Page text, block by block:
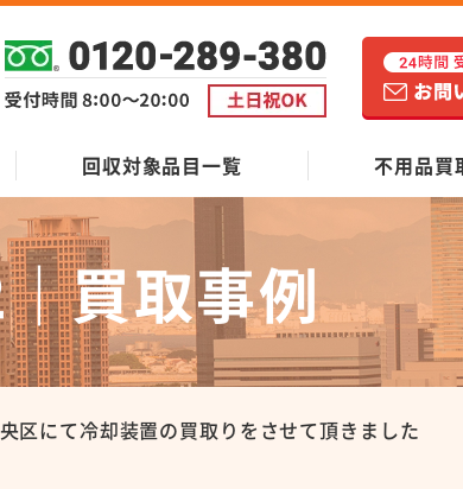
回収対象品目一覧 不用品買
買取事例
区にて冷却装置の買取りをさせて頂きました